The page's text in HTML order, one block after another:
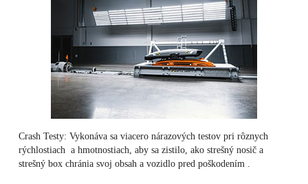
Crash Testy: Vykonáva sa viacero nárazových testov pri rôznych
rýchlostiach a hmotnostiach, aby sa zistilo, ako strešný nosič a
strešný box chránia svoj obsah a vozidlo pred poškodením .